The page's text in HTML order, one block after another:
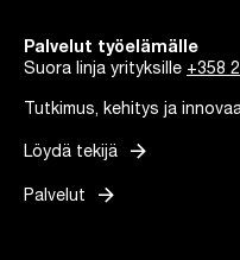
Palvelut työelämälle
Suora linja yrityksille +358
Tutkimus, kehitys ja
Löydä tekijä arrow_forward
Palvelut arrow_forward